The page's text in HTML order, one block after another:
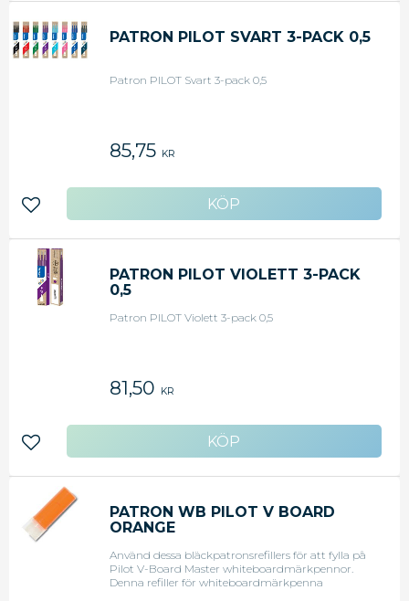
PATRON PILOT SVART 3-PACK 0,5
Patron PILOT Svart 3-pack 0,5
85,75 KR
Lägg till i favoriter
PATRON PILOT VIOLETT 3-PACK
0,5
Patron PILOT Violett 3-pack 0,5
81,50 KR
Lägg till i favoriter
PATRON WB PILOT V BOARD
ORANGE
Använd dessa bläckpatronsrefillers för att fylla på
Pilot V-Board Master whiteboardmärkpennor.
Denna refiller för whiteboardmärkpenna